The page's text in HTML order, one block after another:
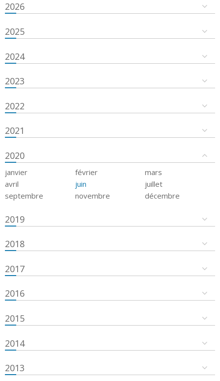
2026
2025
2024
2023
2022
2021
2020
janvier février
mars
avril
juin
juillet
septembre
novembre décembre
2019
2018
2017
2016
2015
2014
2013